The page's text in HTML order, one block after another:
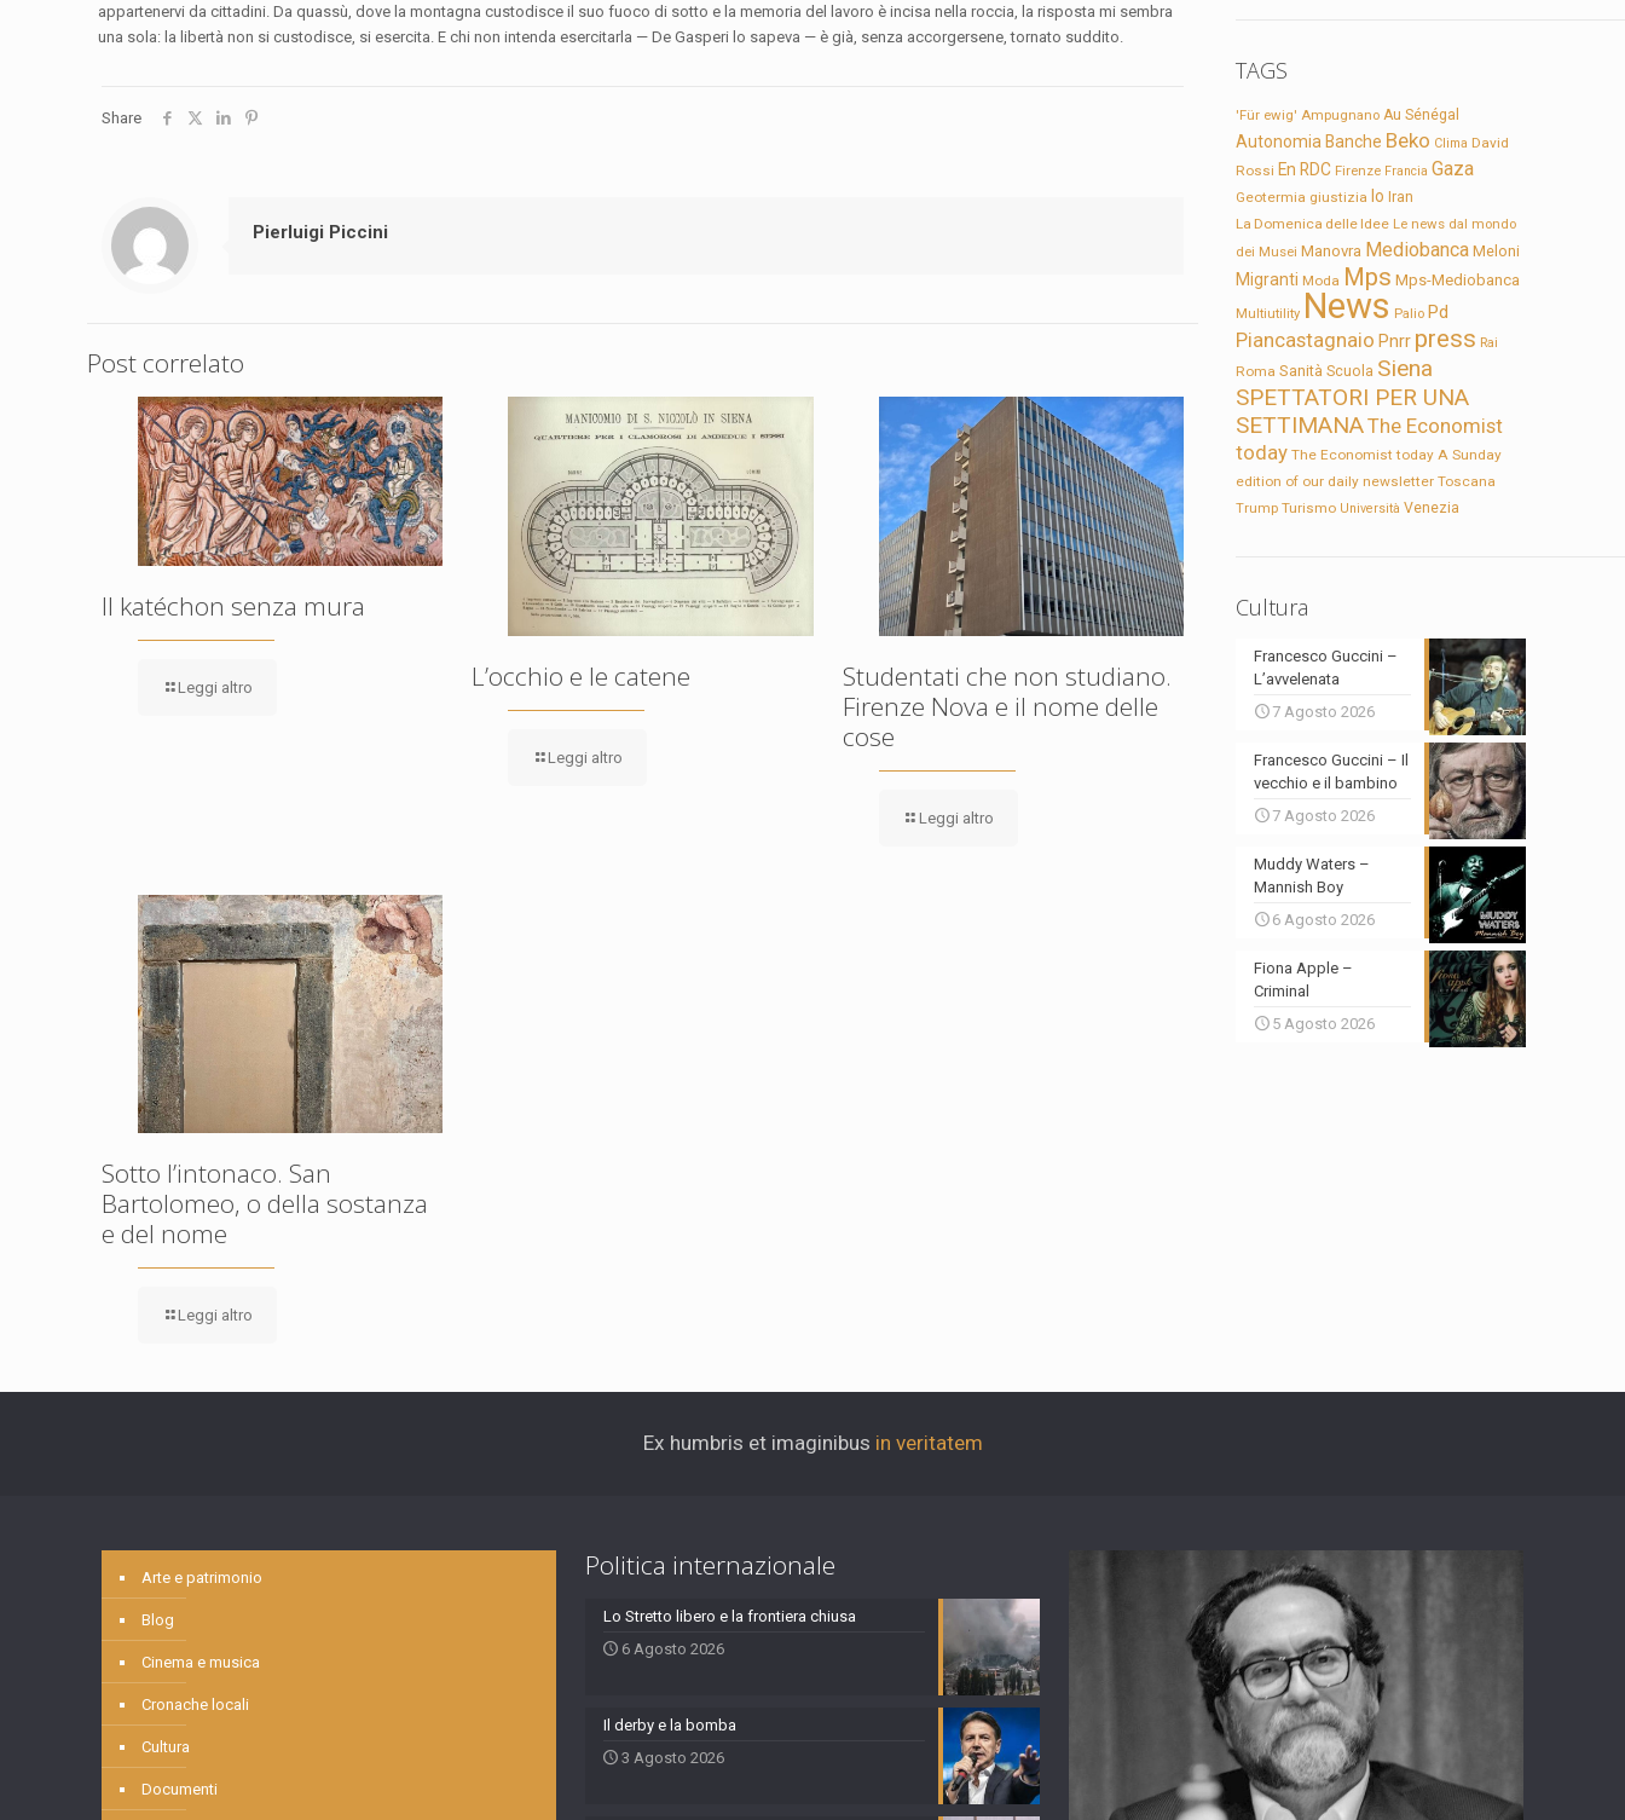
appartenervi da cittadini. Da quassù, dove la montagna custodisce il suo fuoco di sotto e la memoria del lavoro è incisa nella roccia, la risposta mi sembra
una sola: la libertà non si custodisce, si esercita. E chi non intenda esercitarla — De Gasperi lo sapeva — è già, senza accorgersene, tornato suddito.
Share
Pierluigi Piccini
Post correlato
Il katéchon senza mura
Leggi altro L’occhio e le catene
Leggi altro
Studentati che non studiano.
Firenze Nova e il nome delle
cose
Leggi altro
Sotto l’intonaco. San
Bartolomeo, o della sostanza
e del nome
Leggi altro
TAGS
'Für ewig' Ampugnano Au Sénégal
Autonomia Banche Beko Clima David
Rossi En RDC Firenze Francia Gaza
Geotermia giustizia Io Iran
La Domenica delle Idee Le news dal mondo
dei Musei Manovra Mediobanca Meloni
Migranti Moda Mps Mps-Mediobanca
Multiutility News Palio Pd
Piancastagnaio Pnrr press Rai
Roma Sanità Scuola Siena
SPETTATORI PER UNA
SETTIMANAThe Economist
today The Economist today A Sunday
edition of our daily newsletter Toscana
Trump Turismo Università Venezia
Cultura
Francesco Guccini –
L’avvelenata
7 Agosto 2026
Francesco Guccini – Il
vecchio e il bambino
7 Agosto 2026
Muddy Waters –
Mannish Boy
6 Agosto 2026
Fiona Apple –
Criminal
5 Agosto 2026
Ex humbris et imaginibus in veritatem
Arte e patrimonio
Blog
Cinema e musica
Cronache locali
Cultura
Documenti
Politica internazionale
Lo Stretto libero e la frontiera chiusa
6 Agosto 2026
Il derby e la bomba
3 Agosto 2026